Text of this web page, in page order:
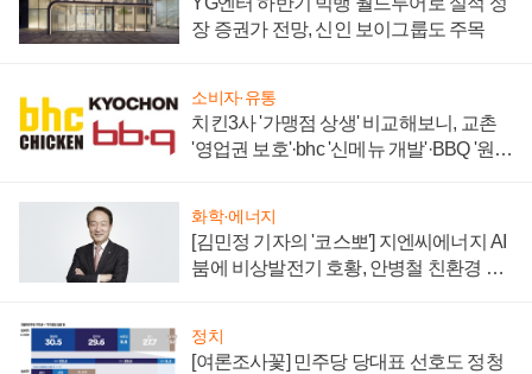
장 증권가 전망, 신인 보이그룹도 주목
소비자·유통
치킨3사 '가맹점 상생' 비교해보니, 교촌
'영업권 보호'·bhc '신메뉴 개발'·BBQ '원가
화학·에너지
[김민정 기자의 '코스뽀'] 지엔씨에너지 AI
붐에 비상발전기 호황, 안병철 친환경 에
정치
[여론조사꽃] 민주당 당대표 선호도 정청